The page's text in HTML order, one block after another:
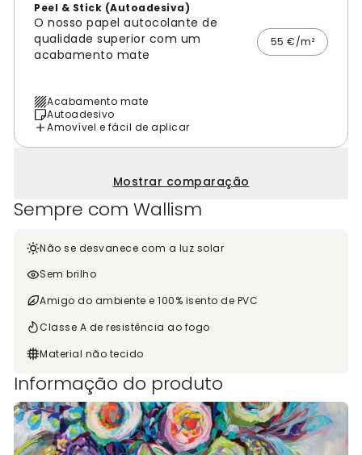
Peel & Stick (Autoadesiva)
O nosso papel autocolante de
qualidade superior com um
acabamento mate
55 €/m²
Acabamento mate
Autoadesivo
Amovível e fácil de aplicar
Mostrar comparação
Sempre com Wallism
Não se desvanece com a luz solar
Sem brilho
Amigo do ambiente e 100% isento de PVC
Classe A de resistência ao fogo
Material não tecido
Informação do produto